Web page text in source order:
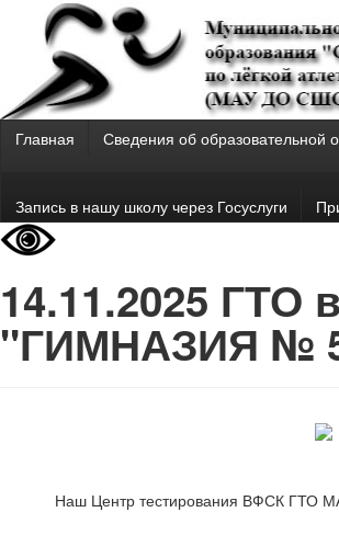
Главная Сведения об образовательной
Запись в нашу школу через Госуслуги
14.11.2025
"ГИМНАЗИЯ №
Наш Центр тестирования ВФСК ГТО